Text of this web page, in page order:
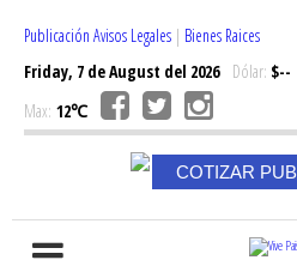
Publicación Avisos Legales | Bienes Raices
Friday, 7 de August del 2026Dólar: $--
Max: 12℃
COTIZAR